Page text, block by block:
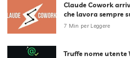
Claude Cowork
che lavora sempre
7 Min per Leggere
Truffe nome utente